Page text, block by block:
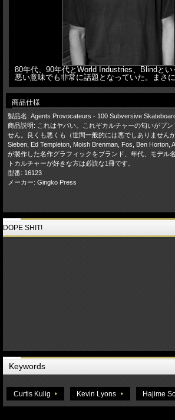
80年代、90年代とWorld Industries、Blindと
悪い意味でも非常に話題となっていた。まさ
商品仕様
製品名: Agents Provocateurs - 100 Subversive
商品説明: これはヤバい。これぞカルチャーの匂いがプ
せん。良くも悪くも（世間一般的には悪でしありません
Sieben, Ed Templeton, Moish Brenman, Fos, Ben
が製作した名作グラフィックをブランド、年代、モデル
トカルチャーが好きな方は必読な1冊です。
型番: 16123
メーカー: Gingko Press
DOPE SHIT!
Keywords
Curtis Kulig Kevin Lyons Hajime